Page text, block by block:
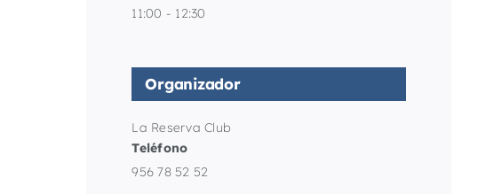
11:00 - 12:30
Organizador
La Reserva Club
Teléfono
956 78 52 52